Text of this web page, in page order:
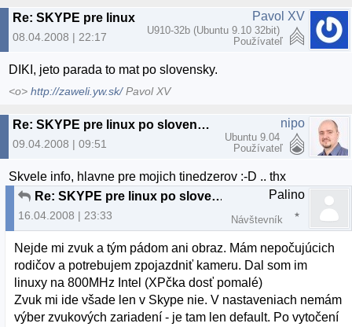
08.04.2008 | 22:17
Pavol XV
U910-32b (Ubuntu 9.10 32bit)
Používateľ
DIKI, jeto parada to mat po slovensky.
<o>http://zaweli.yw.sk/Pavol XV
Re: SKYPE pre linux po slovensky
09.04.2008 | 09:51
nipo
Ubuntu 9.04
Používateľ
Skvele info, hlavne pre mojich tinedzerov :-D .. thx
Re: SKYPE pre linux po slovensky
16.04.2008 | 23:33
Palino
Návštevník
Nejde mi zvuk a tým pádom ani obraz. Mám nepočujúcich
rodičov a potrebujem zpojazdniť kameru. Dal som im
linuxy na 800MHz Intel (XPčka dosť pomalé)
Zvuk mi ide všade len v Skype nie. V nastaveniach nemám
výber zvukových zariadení - je tam len default. Po vytočení